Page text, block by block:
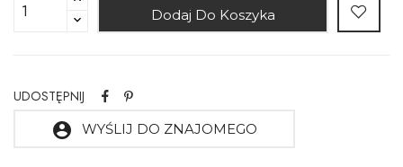
Dodaj Do Koszyka
UDOSTĘPNIJ
account_circle WYŚLIJ DO ZNAJOMEGO